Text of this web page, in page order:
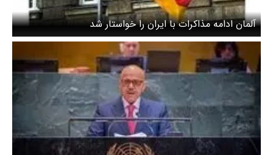
آلمان ادامه مذاکرات با ایران را خواستار شد